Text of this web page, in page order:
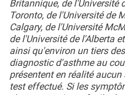
Britannique, de l'Université
Toronto, de l'Université de
Calgary, de l'Université
de l'Université de l'Alberta
ainsi qu'environ un tiers
diagnostic d'asthme au
présentent en réalité
test effectué. Si les